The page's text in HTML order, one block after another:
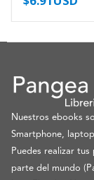
Nuestros ebooks
Smartphone,
Puedes realizar
parte del mundo